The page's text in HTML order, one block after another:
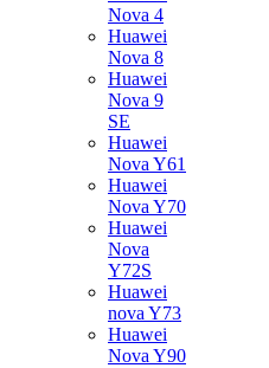
Nova 4
Huawei
Nova 8
Huawei
Nova 9
SE
Huawei
Nova Y61
Huawei
Nova Y70
Huawei
Nova
Y72S
Huawei
nova Y73
Huawei
Nova Y90